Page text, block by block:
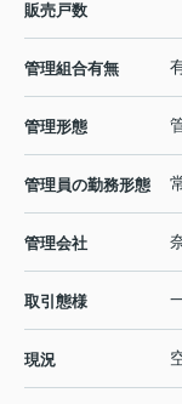
販売戸数
管理組合有無
管理形態
管理員の勤務形態
管理会社
取引態様
現況